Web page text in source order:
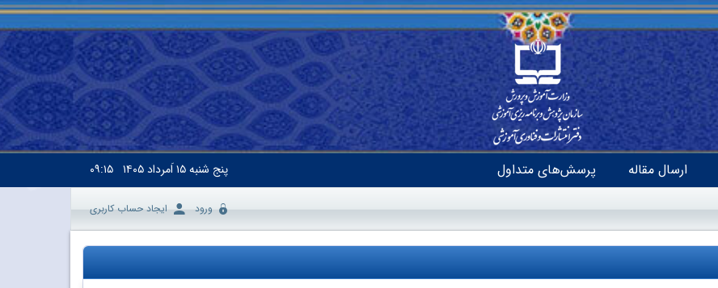
ارسال مقاله پرسش‌های متداول پنج شنبه۱۵ اَمرداد ۱۴۰۵ ۰۹:۱۵
ورود ایجاد حساب کاربری